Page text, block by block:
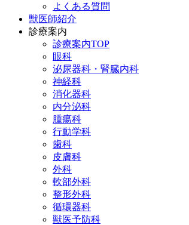
よくある質問
獣医師紹介
診療案内
診療案内TOP
眼科
泌尿器科・腎臓内科
神経科
消化器科
内分泌科
腫瘍科
行動学科
歯科
皮膚科
外科
軟部外科
整形外科
循環器科
獣医予防科